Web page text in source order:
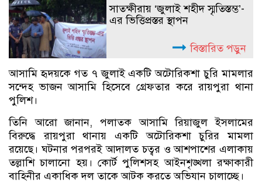
সাতক্ষীরায় ‘জুলাই শহীদ স্মৃতিস্তম্ভ’-
এর ভিত্তিপ্রস্তর স্থাপন
বিস্তারিত পড়ুন
আসামি হৃদয়কে গত ৭ জুলাই একটি অটোরিকশা চুরি মামলার
সন্দেহ ভাজন আসামি হিসেবে গ্রেফতার করে রায়পুরা থানা
পুলিশ।
তিনি আরো জানান, পলাতক আসামি রিয়াজুল ইসলামের
বিরুদ্ধে রায়পুরা থানায় একটি অটোরিকশা চুরির মামলা
রয়েছে। ঘটনার পরপরই আদালত চত্বর ও আশপাশের এলাকায়
তল্লাশি চালানো হয়। কোর্ট পুলিশসহ আইনশৃঙ্খলা রক্ষাকারী
বাহিনীর একাধিক দল তাকে আটক করতে অভিযান চালাচ্ছে।